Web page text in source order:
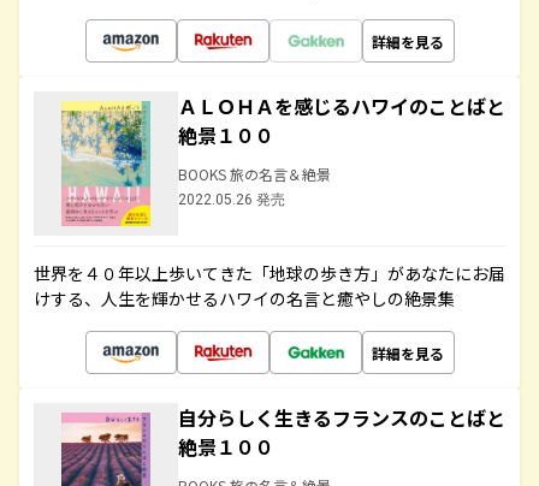
詳細を見る
ＡＬＯＨＡを感じるハワイのことばと
絶景１００
BOOKS 旅の名言＆絶景
2022.05.26 発売
世界を４０年以上歩いてきた「地球の歩き方」があなたにお届
けする、人生を輝かせるハワイの名言と癒やしの絶景集
詳細を見る
自分らしく生きるフランスのことばと
絶景１００